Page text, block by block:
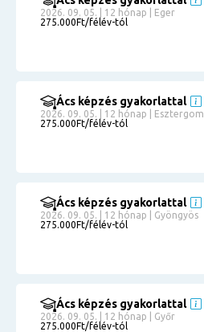
2026. 09. 05. | 12 hónap | Eger
275.000Ft/félév-tól
Ács képzés gyakorlattal
2026. 09. 05. | 12 hónap | Esztergom
275.000Ft/félév-tól
Ács képzés gyakorlattal
2026. 09. 05. | 12 hónap | Gyöngyös
275.000Ft/félév-tól
Ács képzés gyakorlattal
2026. 09. 05. | 12 hónap | Győr
275.000Ft/félév-tól